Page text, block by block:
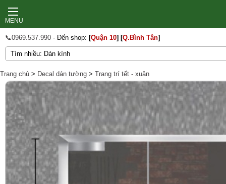
MENU
📞0969.537.990 - Đến shop: [Quận 10] [Q.Bình Tân]
Trang chủ > Decal dán tường > Trang trí tết - xuân